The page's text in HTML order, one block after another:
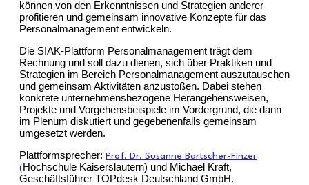
können von den Erkenntnissen und Strategien anderer
profitieren und gemeinsam innovative Konzepte für das
Personalmanagement entwickeln.
Die SIAK-Plattform Personalmanagement trägt dem
Rechnung und soll dazu dienen, sich über Praktiken und
Strategien im Bereich Personalmanagement auszutauschen
und gemeinsam Aktivitäten anzustoßen. Dabei stehen
konkrete unternehmensbezogene Herangehensweisen,
Projekte und Vorgehensbeispiele im Vordergrund, die dann
im Plenum diskutiert und gegebenenfalls gemeinsam
umgesetzt werden.
Plattformsprecher: Prof. Dr. Susanne Bartscher-Finzer
(Hochschule Kaiserslautern) und Michael Kraft,
Geschäftsführer TOPdesk Deutschland GmbH.